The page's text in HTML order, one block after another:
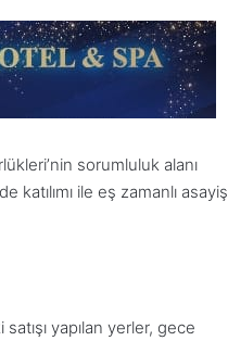
sorumluluk alanı
ile eş zamanlı asayiş
yapılan yerler, gece